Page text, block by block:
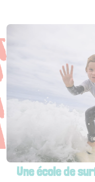
Une école de